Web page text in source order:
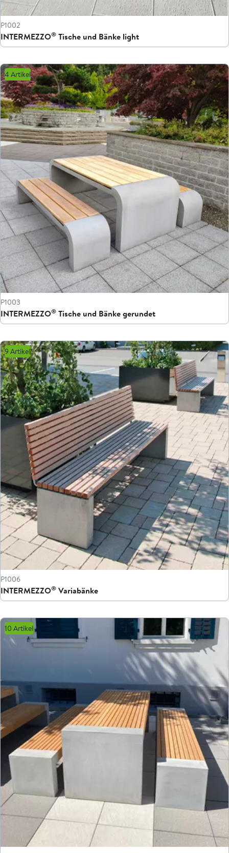
P1002
INTERMEZZO® Tische und Bänke light
4 Artikel
P1003
INTERMEZZO® Tische und Bänke gerundet
9 Artikel
P1006
INTERMEZZO® Variabänke
10 Artikel